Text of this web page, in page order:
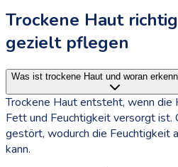
Trockene Haut
gezielt pflegen
Was ist trockene Haut und woran
Trockene Haut entsteht, wenn die
Fett und Feuchtigkeit versorgt ist.
gestört, wodurch die Feuchtigkeit
kann.